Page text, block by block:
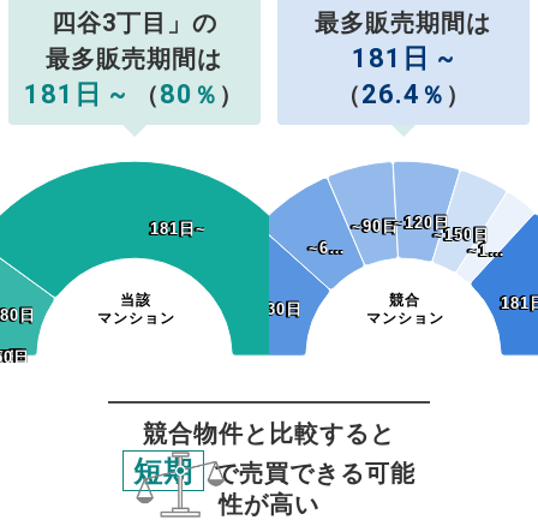
四谷3丁目」の
最多販売期間は
181日 ~ （80 ％ ）
当該
マンション
日
日
日
日
日
日
日
日
日
日
日
日
181日~
181日~
最多販売期間は
181日 ~
（26.4 ％ ）
競合
マンション
~30日
~30日
~6…
~6…
~90日
~90日~120日
~120日
~150日
~150日
~1…
~1…
181
181
競合物件と比較すると
短期
で売買できる可能
性が高い